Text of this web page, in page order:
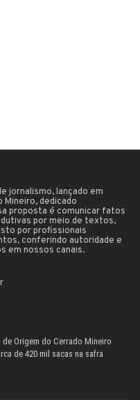
jornalismo, lançado em
Mineiro, dedicado
proposta é comunicar fatos
por meio de textos,
por profissionais
conferindo autoridade e
em nossos canais.
de Origem do Cerrado Mineiro
de 420 mil sacas na safra